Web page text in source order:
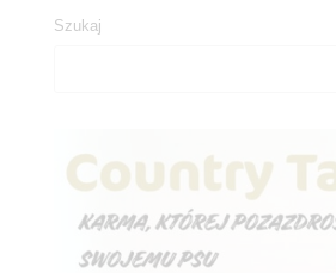
Szukaj